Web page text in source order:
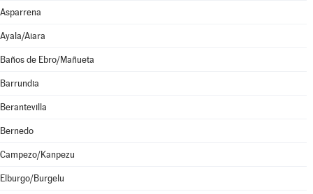
Asparrena
Ayala/Aiara
Baños de Ebro/Mañueta
Barrundia
Berantevilla
Bernedo
Campezo/Kanpezu
Elburgo/Burgelu